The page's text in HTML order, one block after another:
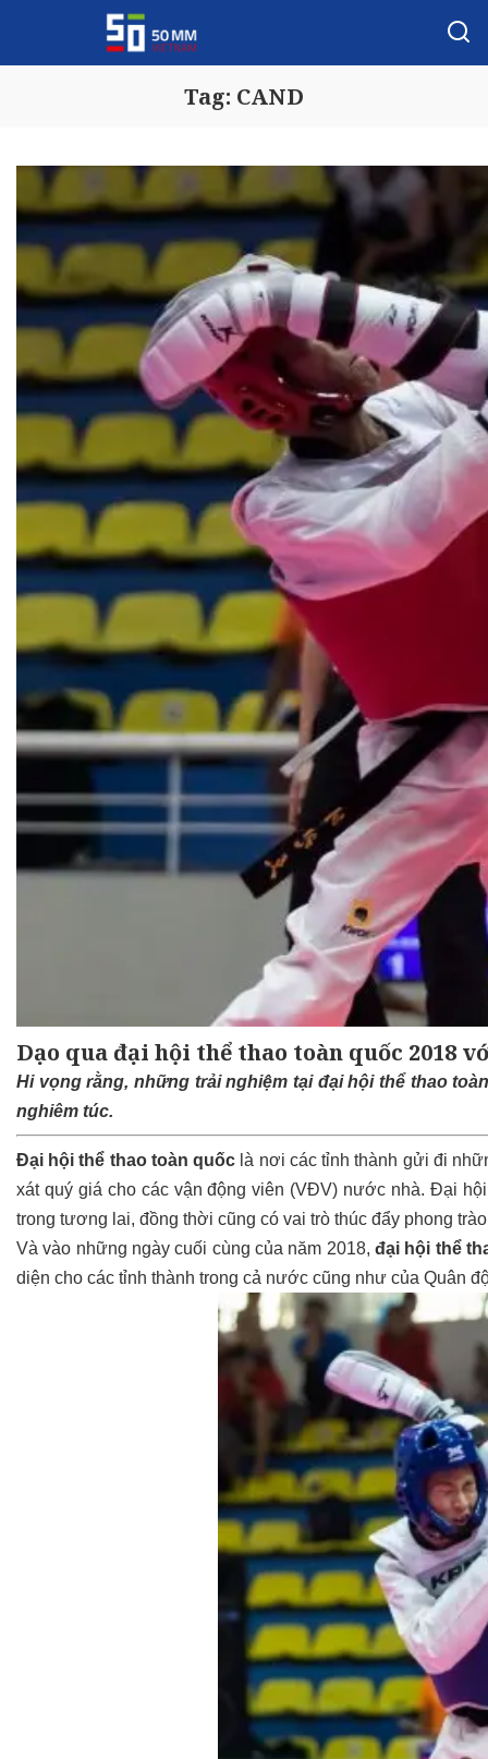
Tag: CAND
Dạo qua đại hội thể thao toàn quốc 2018
Hi vọng rằng, những trải nghiệm tại đại hội thể thao
nghiêm túc.
Đại hội thể thao toàn quốc là nơi các tỉnh thành gửi đi
xát quý giá cho các vận động viên (VĐV) nước nhà. Đại
trong tương lai, đồng thời cũng có vai trò thúc đẩy phong
Và vào những ngày cuối cùng của năm 2018,đại hội thể
diện cho các tỉnh thành trong cả nước cũng như của Quân